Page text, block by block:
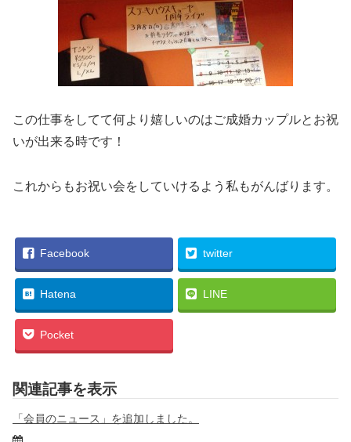
この仕事をしてて何より嬉しいのはご成婚カップルとお祝
いが出来る時です！
これからもお祝い会をしていけるよう私もがんばります。
Facebook twitter
Hatena LINE
Pocket
関連記事を表示
「会員のニュース」を追加しました。